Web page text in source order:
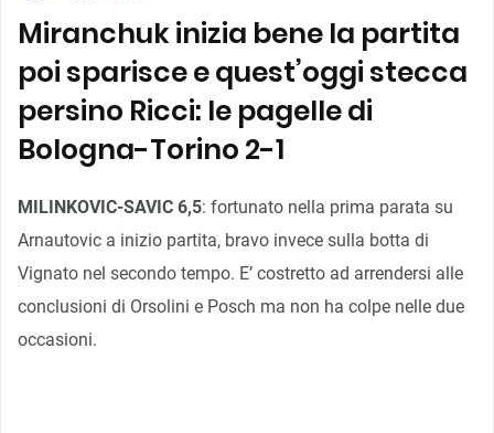
Miranchuk inizia bene la partita
poi sparisce e quest’oggi stecca
persino Ricci: le pagelle di
Bologna-Torino 2-1
MILINKOVIC-SAVIC 6,5: fortunato nella prima parata su
Arnautovic a inizio partita, bravo invece sulla botta di
Vignato nel secondo tempo. E’ costretto ad arrendersi alle
conclusioni di Orsolini e Posch ma non ha colpe nelle due
occasioni.